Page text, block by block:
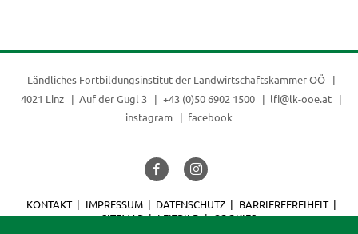
Ländliches Fortbildungsinstitut der Landwirtschaftskammer OÖ
4021 Linz
Auf der Gugl 3 +43 (0)50 6902 1500
lfi@lk-ooe.at
instagram
facebook
KONTAKT IMPRESSUM DATENSCHUTZ
BARRIEREFREIHEIT
SITEMAP
LEITBILD COOKIES